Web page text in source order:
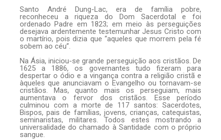
Santo André Dung-Lac, era de família pobre,
reconheceu a riqueza do Dom Sacerdotal e foi
ordenado Padre em 1823; em meio às perseguições
desejava ardentemente testemunhar Jesus Cristo com
o martírio, pois dizia que “aqueles que morrem pela fé
sobem ao céu”.
Na Ásia, iniciou-se grande perseguição aos cristãos. De
1625 a 1886, os governantes tudo fizeram para
despertar o ódio e a vingança contra a religião cristã e
àqueles que anunciavam o Evangelho ou tornavam-se
cristãos. Mas, quanto mais os perseguiam, mais
aumentava o fervor dos cristãos. Esse período
culminou com a morte de 117 santos: Sacerdotes,
Bispos, pais de famílias, jovens, crianças, catequistas,
seminaristas, militares. Todos estes mostrando a
universalidade do chamado à Santidade com o próprio
sangue.